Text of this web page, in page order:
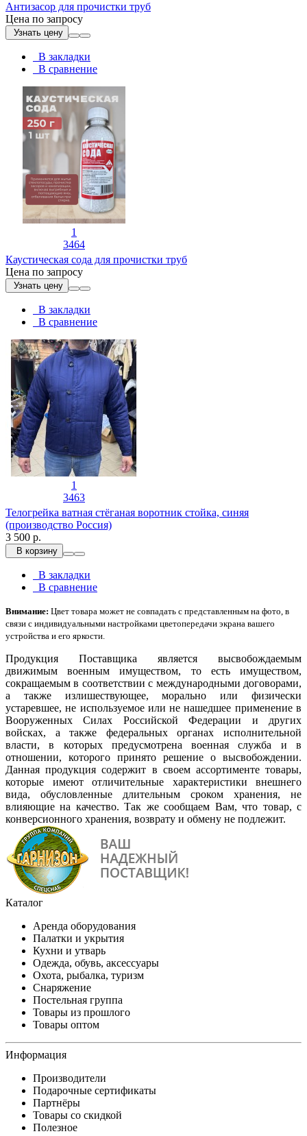
Антизасор для прочистки труб
Цена по запросу
Узнать цену
В закладки
В сравнение
1
3464
Каустическая сода для прочистки труб
Цена по запросу
Узнать цену
В закладки
В сравнение
1
3463
Телогрейка ватная стёганая воротник стойка, синяя
(производство Россия)
3 500 р.
В корзину
В закладки
В сравнение
Внимание: Цвет товара может не совпадать с представленным на фото, в
связи с индивидуальными настройками цветопередачи экрана вашего
устройства и его яркости.
Продукция Поставщика является высвобождаемым
движимым военным имуществом, то есть имуществом,
сокращаемым в соответствии с международными договорами,
а также излишествующее, морально или физически
устаревшее, не используемое или не нашедшее применение в
Вооруженных Силах Российской Федерации и других
войсках, а также федеральных органах исполнительной
власти, в которых предусмотрена военная служба и в
отношении, которого принято решение о высвобождении.
Данная продукция содержит в своем ассортименте товары,
которые имеют отличительные характеристики внешнего
вида, обусловленные длительным сроком хранения, не
влияющие на качество. Так же сообщаем Вам, что товар, с
конверсионного хранения, возврату и обмену не подлежит.
Каталог
Аренда оборудования
Палатки и укрытия
Кухни и утварь
Одежда, обувь, аксессуары
Охота, рыбалка, туризм
Снаряжение
Постельная группа
Товары из прошлого
Товары оптом
Информация
Производители
Подарочные сертификаты
Партнёры
Товары со скидкой
Полезное